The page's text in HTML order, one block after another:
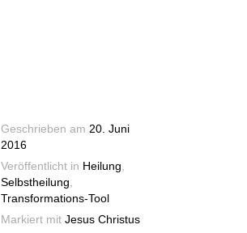
Geschrieben am20. Juni
2016
Veröffentlicht in Heilung
Selbstheilung
Transformations-Tool
Markiert mitJesus Christus